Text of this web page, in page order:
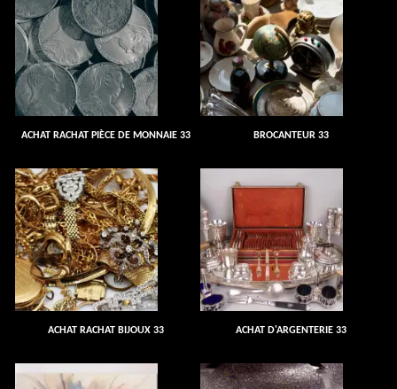
ACHAT RACHAT PIÈCE DE MONNAIE 33 BROCANTEUR 33
ACHAT RACHAT BIJOUX 33 ACHAT D'ARGENTERIE 33